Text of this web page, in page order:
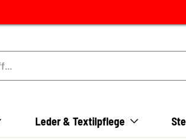
Leder & Textilpflege